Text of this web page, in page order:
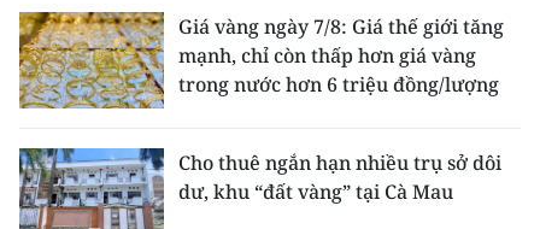
Giá vàng ngày 7/8: Giá thế giới tăng
mạnh, chỉ còn thấp hơn giá vàng
trong nước hơn 6 triệu đồng/lượng
Cho thuê ngắn hạn nhiều trụ sở dôi
dư, khu “đất vàng” tại Cà Mau